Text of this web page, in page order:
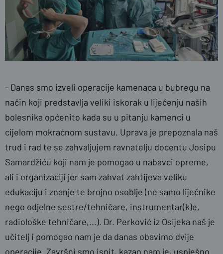
- Danas smo izveli operacije kamenaca u bubregu na
način koji predstavlja veliki iskorak u liječenju naših
bolesnika općenito kada su u pitanju kamenci u
cijelom mokraćnom sustavu. Uprava je prepoznala naš
trud i rad te se zahvaljujem ravnatelju docentu Josipu
Samardžiću koji nam je pomogao u nabavci opreme,
ali i organizaciji jer sam zahvat zahtijeva veliku
edukaciju i znanje te brojno osoblje (ne samo liječnike
nego odjelne sestre/tehničare, instrumentar(k)e,
radiološke tehničare,...). Dr. Perković iz Osijeka naš je
učitelj i pomogao nam je da danas obavimo dvije
operacije. Završni smo ispit, kazao nam je, uspješno